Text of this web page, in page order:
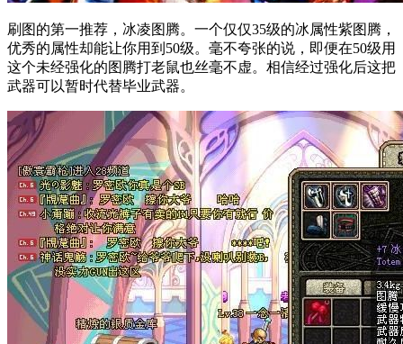
刷图的第一推荐，冰凌图腾。一个仅仅35级的冰属性紫图腾，
优秀的属性却能让你用到50级。毫不夸张的说，即便在50级用
这个未经强化的图腾打老鼠也丝毫不虚。相信经过强化后这把
武器可以暂时代替毕业武器。